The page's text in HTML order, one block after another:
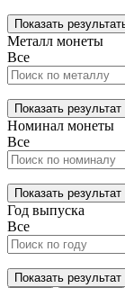
Показать
Металл монеты
Все
Показать результат
Номинал монеты
Все
Показать результат
Год выпуска
Все
Показать результат